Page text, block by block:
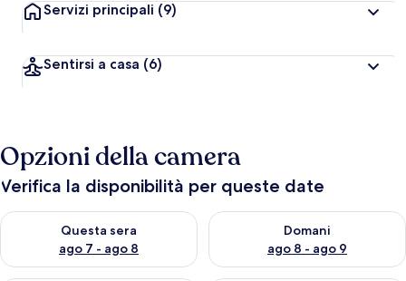
Servizi principali (9)
Sentirsi a casa (6)
Opzioni della camera
Verifica la disponibilità per queste date
Questa sera
ago 7 - ago 8
Verifica la disponibilità per questa sera, ago 7 - ago 8
Domani
ago 8 - ago 9
Verifica la disponibilità per